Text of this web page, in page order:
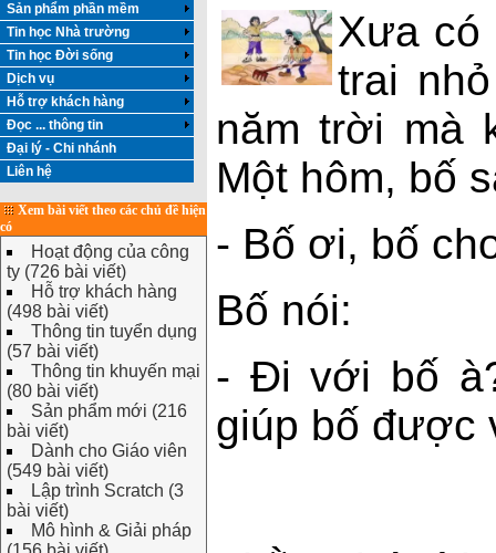
Sản phẩm phần mềm
Tin học Nhà trường
Tin học Đời sống
Dịch vụ
Hỗ trợ khách hàng
Đọc ... thông tin
Đại lý - Chi nhánh
Liên hệ
Xem bài viết theo các chủ đề hiện
có
Hoạt động của công
ty (726 bài viết)
Hỗ trợ khách hàng
(498 bài viết)
Thông tin tuyển dụng
(57 bài viết)
Thông tin khuyến mại
(80 bài viết)
Sản phẩm mới (216
bài viết)
Dành cho Giáo viên
(549 bài viết)
Lập trình Scratch (3
bài viết)
Mô hình & Giải pháp
Xưa có
trai
năm trời mà
Một hôm, bố
- Bố ơi, bố
Bố nói:
- Đi với bố
giúp bố được